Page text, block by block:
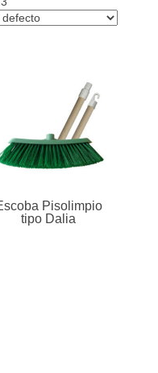
Pisolimpio
tipo Dalia